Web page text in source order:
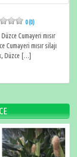
0 (0)
Cumayeri mısır
Cumayeri mısır silajı
Düzce […]